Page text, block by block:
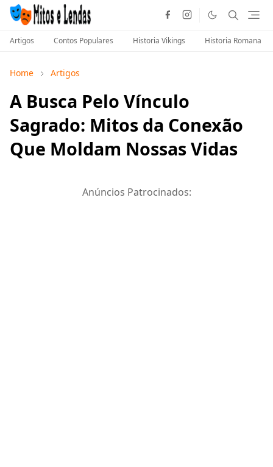
Artigos Contos Populares Historia Vikings Historia Romana
Home Artigos
A Busca Pelo Vínculo
Sagrado: Mitos da Conexão
Que Moldam Nossas Vidas
Anúncios Patrocinados: